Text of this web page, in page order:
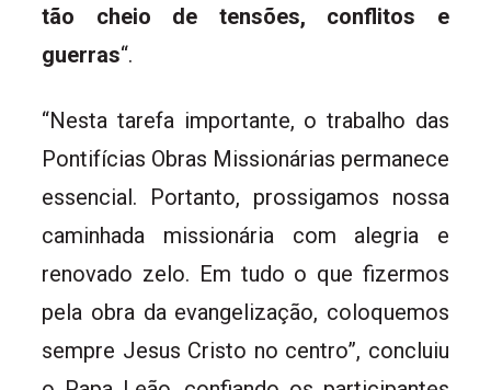
tão cheio de tensões, conflitos e
guerras“.
“Nesta tarefa importante, o trabalho das
Pontifícias Obras Missionárias permanece
essencial. Portanto, prossigamos nossa
caminhada missionária com alegria e
renovado zelo. Em tudo o que fizermos
pela obra da evangelização, coloquemos
sempre Jesus Cristo no centro”, concluiu